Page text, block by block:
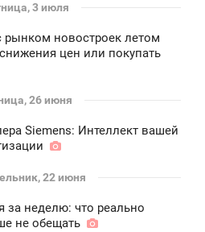
3 июля
рынком новостроек летом
цен или покупать
26 июня
Siemens: Интеллект вашей
22 июня
за неделю: что реально
не обещать